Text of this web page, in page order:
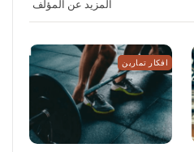
المزيد عن المؤلف
افكار تمارين